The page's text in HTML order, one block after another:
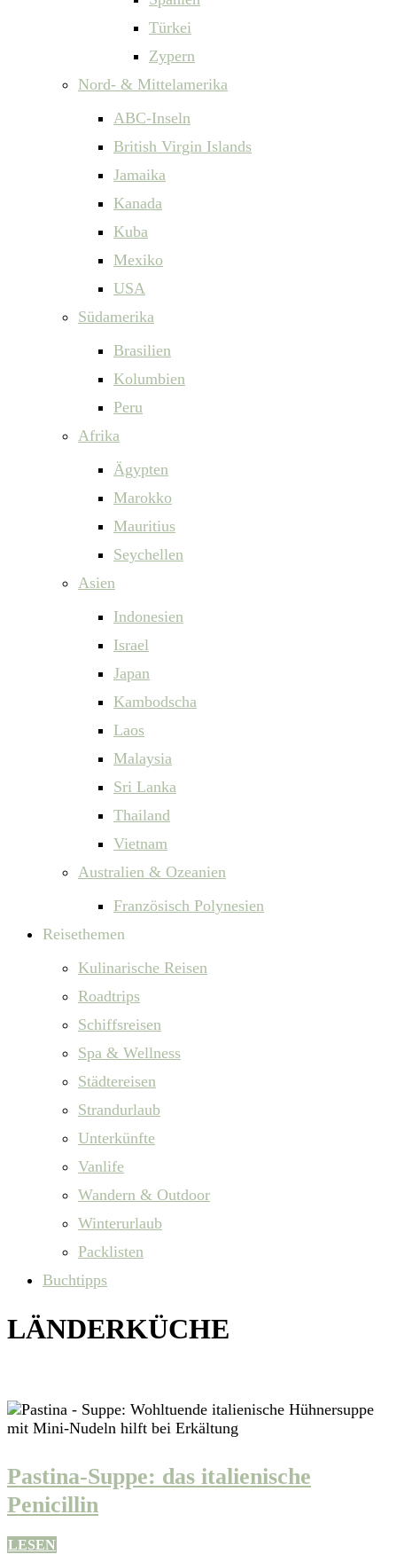
Türkei
Zypern
Nord- & Mittelamerika
ABC-Inseln
British Virgin Islands
Jamaika
Kanada
Kuba
Mexiko
USA
Südamerika
Brasilien
Kolumbien
Peru
Afrika
Ägypten
Marokko
Mauritius
Seychellen
Asien
Indonesien
Israel
Japan
Kambodscha
Laos
Malaysia
Sri Lanka
Thailand
Vietnam
Australien & Ozeanien
Französisch Polynesien
Reisethemen
Kulinarische Reisen
Roadtrips
Schiffsreisen
Spa & Wellness
Städtereisen
Strandurlaub
Unterkünfte
Vanlife
Wandern & Outdoor
Winterurlaub
Packlisten
Buchtipps
LÄNDERKÜCHE
Pastina-Suppe: das italienische
Penicillin
LESEN